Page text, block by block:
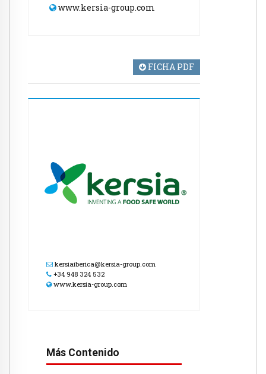
kersiaiberica@kersia-group.com
+34 948 324 532
www.kersia-group.com
Más Contenido
www.kersia-group.com
FICHA PDF